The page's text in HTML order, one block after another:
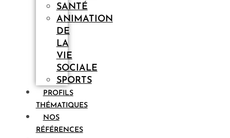
SANTÉ
ANIMATION
DE
LA
VIE
SOCIALE
SPORTS
PROFILS
THÉMATIQUES
NOS
RÉFÉRENCES